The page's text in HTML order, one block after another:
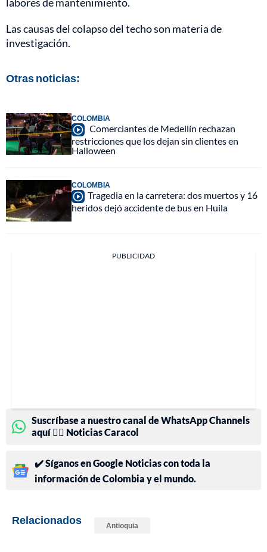
Las causas del colapso del techo son materia de
investigación.
Otras noticias:
COLOMBIA
Comerciantes de Medellín rechazan
restricciones que los dejan sin clientes en
Halloween
COLOMBIA
Tragedia en la carretera: dos muertos y 16
heridos dejó accidente de bus en Huila
PUBLICIDAD
Suscríbase a nuestro canal de WhatsApp Channels
aquí 👉🏻 Noticias Caracol
✔️ Síganos en Google Noticias con toda la
información de Colombia y el mundo.
Relacionados Antioquia